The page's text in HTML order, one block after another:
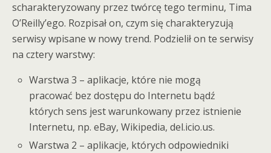
scharakteryzowany przez twórcę tego terminu, Tima
O’Reilly’ego. Rozpisał on, czym się charakteryzują
serwisy wpisane w nowy trend. Podzielił on te serwisy
na cztery warstwy:
Warstwa 3 – aplikacje, które nie mogą
pracować bez dostępu do Internetu bądź
których sens jest warunkowany przez istnienie
Internetu, np. eBay, Wikipedia, del.icio.us.
Warstwa 2 – aplikacje, których odpowiedniki